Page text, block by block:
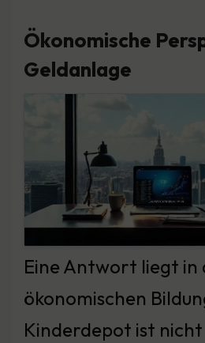
Ökonomische
Geldanlage
Eine Antwort liegt in
ökonomischen
Kinderdepot ist